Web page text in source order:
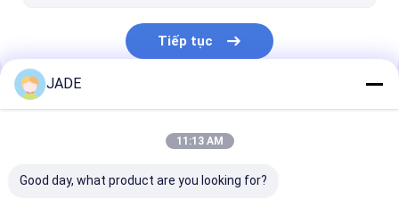
Tiếp tục
Danh Mục Của Chúng Tôi
JADE
11:13 AM
Good day, what product are you looking for?